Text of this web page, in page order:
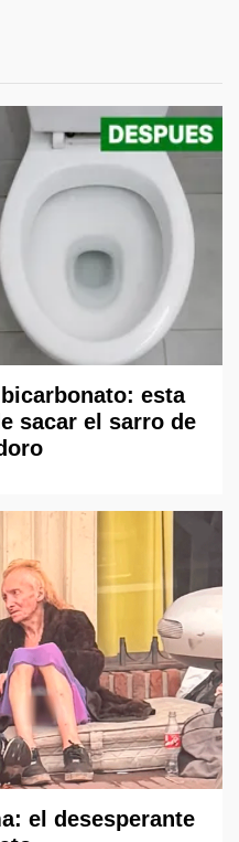
esta
sacar el sarro de
el desesperante